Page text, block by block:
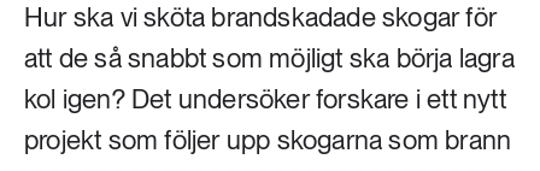
Hur ska vi sköta brandskadade skogar för
att de så snabbt som möjligt ska börja lagra
kol igen? Det undersöker forskare i ett nytt
projekt som följer upp skogarna som brann